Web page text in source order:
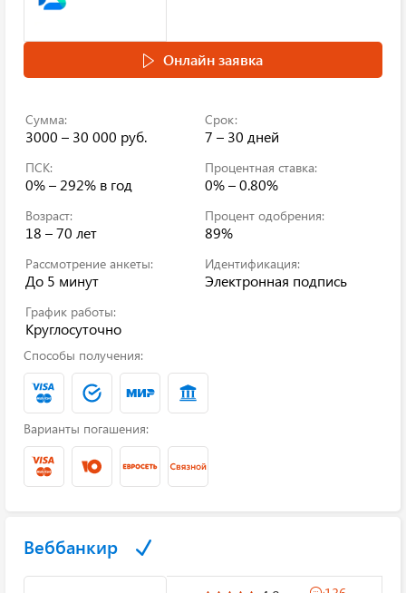
Онлайн заявка
Сумма:
3000 – 30 000 руб.
Срок:
7 – 30 дней
ПСК:
0% – 292% в год
Процентная ставка:
0% – 0.80%
Возраст:
18 – 70 лет
Процент одобрения:
89%
Рассмотрение анкеты:
До 5 минут
Идентификация:
Электронная подпись
График работы:
Круглосуточно
Способы получения:
Варианты погашения:
Веббанкир